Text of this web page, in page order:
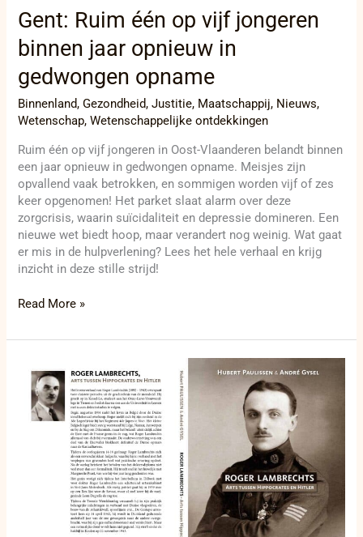
Gent: Ruim één op vijf jongeren
binnen jaar opnieuw in
gedwongen opname
Binnenland,Gezondheid,Justitie, Maatschappij, Nieuws,
Wetenschap,Wetenschappelijke ontdekkingen
Ruim één op vijf jongeren in Oost-Vlaanderen belandt binnen
een jaar opnieuw in gedwongen opname. Meisjes zijn
opvallend vaak betrokken, en sommigen worden vijf of zes
keer opgenomen! Het parket slaat alarm over deze
zorgcrisis, waarin suïcidaliteit en depressie domineren. Een
nieuwe wet biedt hoop, maar verandert nog weinig. Wat gaat
er mis in de hulpverlening? Lees het hele verhaal en krijg
inzicht in deze stille strijd!
Read More »
sigarenkistje
tot
slagveld:
onversaagde